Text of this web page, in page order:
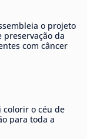
o projeto
da
com câncer
colorir o céu de
para toda a